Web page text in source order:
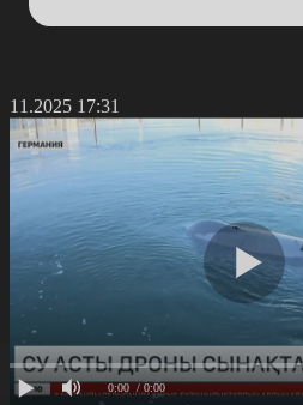
17:31
0:00 / 0:00